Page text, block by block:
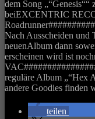
dem Song
beiEXCENTRIC
Nach Ausscheiden und
neuenAlbum dann
erscheinen wird ist
reguläre Album „“Hex
andere Goodies finden
teilen